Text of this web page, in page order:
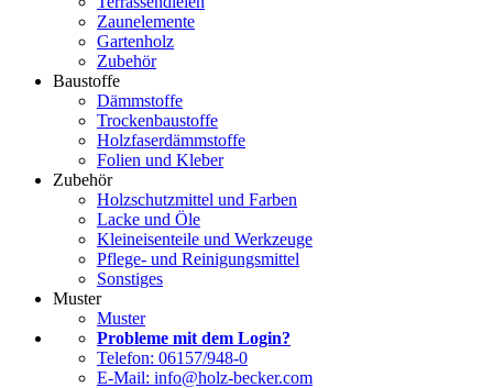
Zaunelemente
Gartenholz
Zubehör
Baustoffe
Dämmstoffe
Trockenbaustoffe
Holzfaserdämmstoffe
Folien und Kleber
Zubehör
Holzschutzmittel und Farben
Lacke und Öle
Kleineisenteile und Werkzeuge
Pflege- und Reinigungsmittel
Sonstiges
Muster
Muster
Probleme mit dem Login?
Telefon: 06157/948-0
E-Mail: info@holz-becker.com